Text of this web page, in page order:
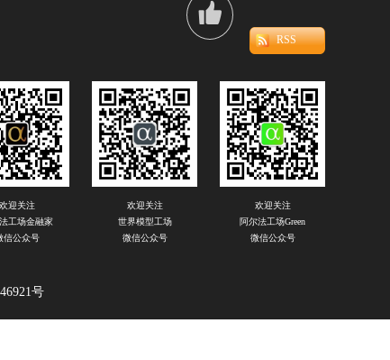

RSS
欢迎关注
工场金融家
信公众号
欢迎关注
世界模型工场
微信公众号
欢迎关注
阿尔法工场Green
微信公众号
号